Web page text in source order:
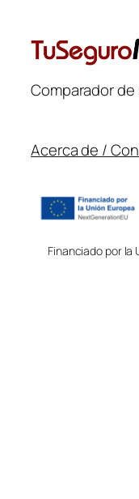
Comparador
Acerca de /
Financiado por la